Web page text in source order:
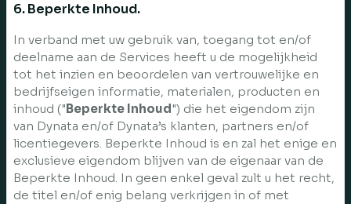
6. Beperkte Inhoud.
In verband met uw gebruik van, toegang tot en/of
deelname aan de Services heeft u de mogelijkheid
tot het inzien en beoordelen van vertrouwelijke en
bedrijfseigen informatie, materialen, producten en
inhoud ("Beperkte Inhoud") die het eigendom zijn
van Dynata en/of Dynata’s klanten, partners en/of
licentiegevers. Beperkte Inhoud is en zal het enige en
exclusieve eigendom blijven van de eigenaar van de
Beperkte Inhoud. In geen enkel geval zult u het recht,
de titel en/of enig belang verkrijgen in of met